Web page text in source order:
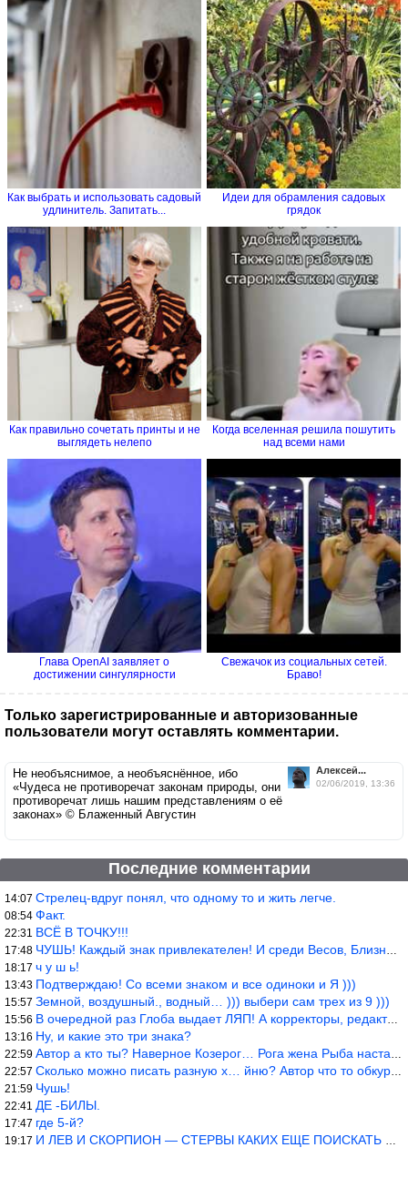
Как выбрать и использовать садовый
удлинитель. Запитать...
Идеи для обрамления садовых
грядок
Как правильно сочетать принты и не
выглядеть нелепо
Когда вселенная решила пошутить
над всеми нами
Глава OpenAI заявляет о
достижении сингулярности
Свежачок из социальных сетей.
Браво!
Только зарегистрированные и авторизованные
пользователи могут оставлять комментарии.
Алексей...
02/06/2019, 13:36
Не необъяснимое, а необъяснённое, ибо
«Чудеса не противоречат законам природы, они
противоречат лишь нашим представлениям о её
законах» © Блаженный Августин
Последние комментарии
14:07 Стрелец-вдруг понял, что одному то и жить легче.
08:54 Факт.
22:31 ВСЁ В ТОЧКУ!!!
17:48 ЧУШЬ! Каждый знак привлекателен! И среди Весов, Близнецов встреч
18:17 ч у ш ь!
13:43 Подтверждаю! Со всеми знаком и все одиноки и Я )))
15:57 Земной, воздушный., водный… ))) выбери сам трех из 9 )))
15:56 В очередной раз Глоба выдает ЛЯП! А корректоры, редакторы пропус
13:16 Ну, и какие это три знака?
22:59 Автор а кто ты? Наверное Козерог… Рога жена Рыба наставила ))
22:57 Сколько можно писать разную х… йню? Автор что то обкурился?
21:59 Чушь!
22:41 ДЕ -БИЛЫ.
17:47 где 5-й?
19:17 И ЛЕВ И СКОРПИОН — СТЕРВЫ КАКИХ ЕЩЕ ПОИСКАТЬ НАДО